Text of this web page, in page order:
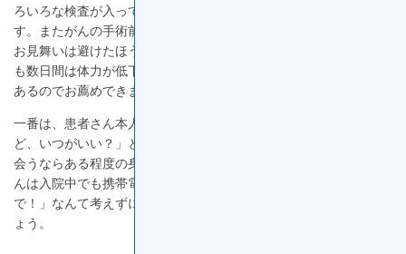
ろいろな検査が入っていたりするため、何かと慌ただしいもので
す。またがんの手術前日も術前検査や手術の説明で忙しいので、
お見舞いは避けたほうがいいでしょう。とはいえ、がんの手術後
も数日間は体力が低下していたり、体調が悪かったりすることも
あるのでお薦めできません。
一番は、患者さん本人や家族に、「お見舞いに行きたいんだけれ
ど、いつがいい？」と率直に確認することです。患者さん側も、
会うならある程度の身支度をしたいものです。ほとんどの患者さ
んは入院中でも携帯電話を使っていますので、「サプライズ
で！」なんて考えずに、事前にきちんと確認をしてから訪ねまし
ょう。